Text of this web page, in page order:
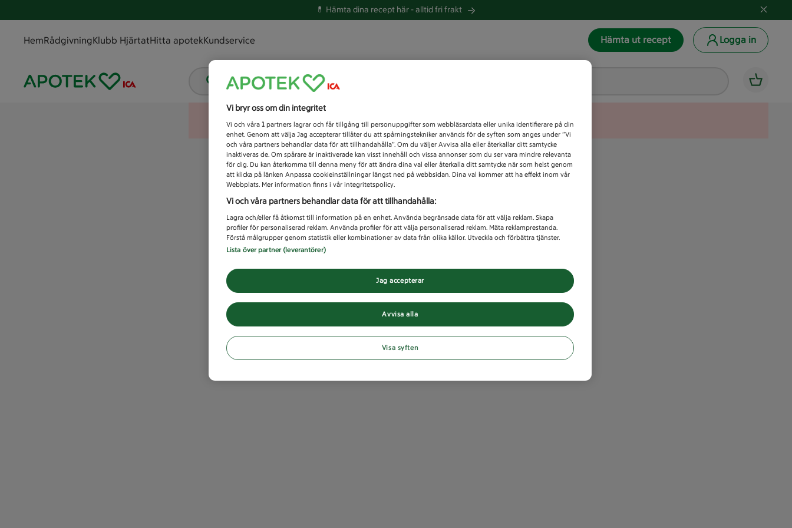
💊 Hämta dina recept här -alltid fri frakt
HemRådgivningKlubb HjärtatHitta apotekKundservice Hämta ut recept Logga in
Vad letar du efter idag?
Unknown error
Vi bryr oss om din integritet
Vi och våra 1 partners lagrar och får tillgång till personuppgifter som webbläsardata eller unika identifierare på din
enhet. Genom att välja Jag accepterar tillåter du att spårningstekniker används för de syften som anges under ”Vi
och våra partners behandlar data för att tillhandahålla”. Om du väljer Avvisa alla eller återkallar ditt samtycke
inaktiveras de. Om spårare är inaktiverade kan visst innehåll och vissa annonser som du ser vara mindre relevanta
för dig. Du kan återkomma till denna meny för att ändra dina val eller återkalla ditt samtycke när som helst genom
att klicka på länken Anpassa cookieinställningar längst ned på webbsidan. Dina val kommer att ha effekt inom vår
Webbplats. Mer information finns i vår integritetspolicy.
Vi och våra partners behandlar data för att tillhandahålla:
Lagra och/eller få åtkomst till information på en enhet. Använda begränsade data för att välja reklam. Skapa
profiler för personaliserad reklam. Använda profiler för att välja personaliserad reklam. Mäta reklamprestanda.
Förstå målgrupper genom statistik eller kombinationer av data från olika källor. Utveckla och förbättra tjänster.
Lista över partner (leverantörer)
Avvisa alla
Jag accepterar
Visa syften